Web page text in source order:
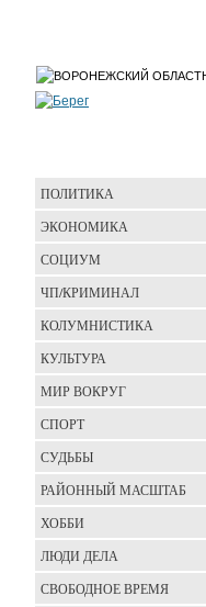
ПОЛИТИКА
ЭКОНОМИКА
СОЦИУМ
ЧП/КРИМИНАЛ
КОЛУМНИСТИКА
КУЛЬТУРА
МИР ВОКРУГ
СПОРТ
СУДЬБЫ
РАЙОННЫЙ МАСШТАБ
ХОББИ
ЛЮДИ ДЕЛА
СВОБОДНОЕ ВРЕМЯ